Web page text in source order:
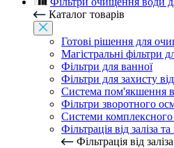
Каталог товарів
Готові рішення для
Магістральні фільтри
Фільтри для ванної
Фільтри для захисту
Система пом'якшення
Фільтри зворотного
Системи
Фільтрація від заліза
Фільтрація від